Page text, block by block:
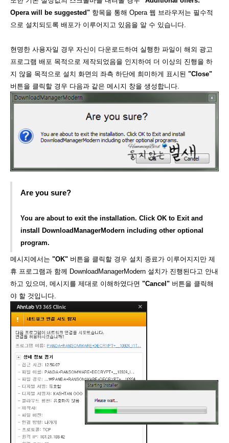
Opera will be suggested" 항목을 통해 Opera 웹 브라우저는 필수적
으로 설치되도록 배포가 이루어지고 있음을 알 수 있습니다.
현명한 사용자일 경우 자신이 다운로드하여 실행한 파일이 해외 광고
프로그램 배포 목적으로 제작되었음을 인지하여 더 이상의 진행을 하
지 않을 목적으로 설치 화면의 좌측 하단에 희미하게 표시된 "Close"
버튼을 클릭할 경우 다음과 같은 메시지 창을 생성합니다.
Are you sure?
You are about to exit the installation. Click OK to Exit and
install DownloadManagerModern including other optional
program.
메시지에서는 "OK" 버튼을 클릭할 경우 설치 종료가 이루어지지만 제
휴 프로그램과 함께 DownloadManagerModern 설치가 진행된다고 안내
하고 있으며, 메시지를 제대로 이해하였다면 "Cancel" 버튼을 클릭해
야 할 것입니다.